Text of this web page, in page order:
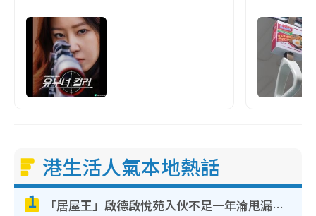
港生活人氣本地熱話
1 「居屋王」啟德啟悅苑入伙不足一年淪甩漏之王！插頭噴火花致大停電 多戶業主全屋家電報銷